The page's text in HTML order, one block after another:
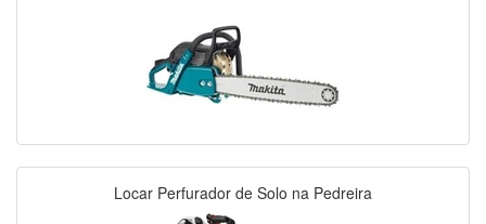
Locar Perfurador de Solo na Pedreira